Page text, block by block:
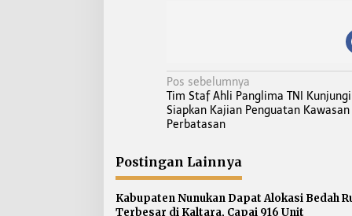
N
a
v
g
a
s
Pos sebelumnya
Tim Staf Ahli Panglima TNI
Siapkan Kajian Penguatan Kawasan
Perbatasan
Postingan Lainnya
Kabupaten Nunukan Dapat Alokasi Bedah
Terbesar di Kaltara, Capai 916 Unit